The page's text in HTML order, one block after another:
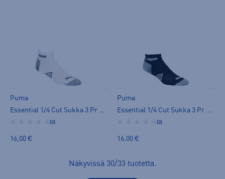
Puma
(0)
16,00 €
Puma
(0)
16,00 €
Näkyvissä 30/33 tuotetta.